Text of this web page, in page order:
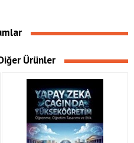
Ürünler